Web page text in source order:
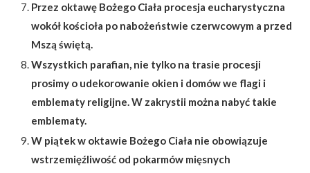
Przez oktawę Bożego Ciała procesja eucharystyczna
wokół kościoła po nabożeństwie czerwcowym a przed
Mszą świętą.
Wszystkich parafian, nie tylko na trasie procesji
prosimy o udekorowanie okien i domów we flagi i
emblematy religijne. W zakrystii można nabyć takie
emblematy.
W piątek w oktawie Bożego Ciała nie obowiązuje
wstrzemięźliwość od pokarmów mięsnych